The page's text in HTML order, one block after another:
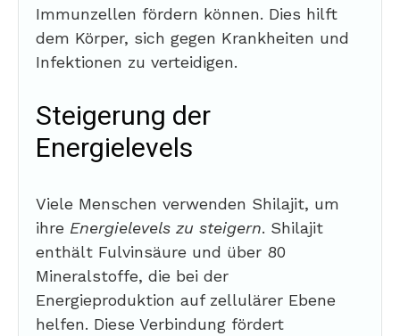
Immunzellen fördern können. Dies hilft
dem Körper, sich gegen Krankheiten und
Infektionen zu verteidigen.
Steigerung der
Energielevels
Viele Menschen verwenden Shilajit, um
ihre Energielevels zu steigern. Shilajit
enthält Fulvinsäure und über 80
Mineralstoffe, die bei der
Energieproduktion auf zellulärer Ebene
helfen. Diese Verbindung fördert